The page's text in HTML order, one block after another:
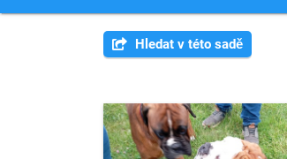
Hledat v této sadě